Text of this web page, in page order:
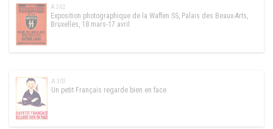
A 302
Exposition photographique de la Waffen SS, Palais des Beaux-Arts,
Bruxelles, 18 mars-17 avril
A 303
Un petit Français regarde bien en face